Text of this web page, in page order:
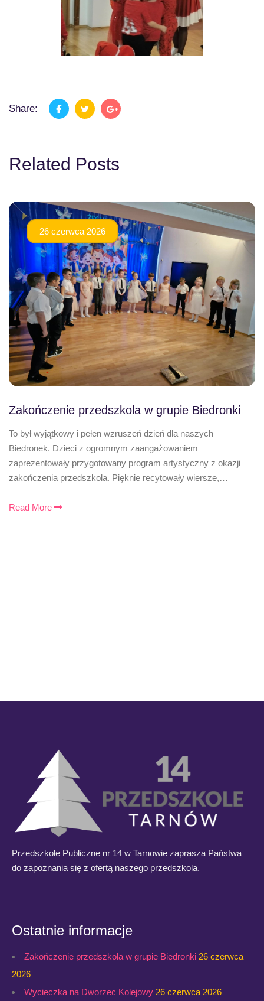
Share:
Related Posts
26 czerwca 2026
Zakończenie przedszkola w grupie Biedronki
To był wyjątkowy i pełen wzruszeń dzień dla naszych
Biedronek. Dzieci z ogromnym zaangażowaniem
zaprezentowały przygotowany program artystyczny z okazji
zakończenia przedszkola. Pięknie recytowały wiersze,…
Read More
Przedszkole Publiczne nr 14 w Tarnowie zaprasza Państwa
do zapoznania się z ofertą naszego przedszkola.
Ostatnie informacje
Zakończenie przedszkola w grupie Biedronki 26 czerwca
2026
Wycieczka na Dworzec Kolejowy 26 czerwca 2026